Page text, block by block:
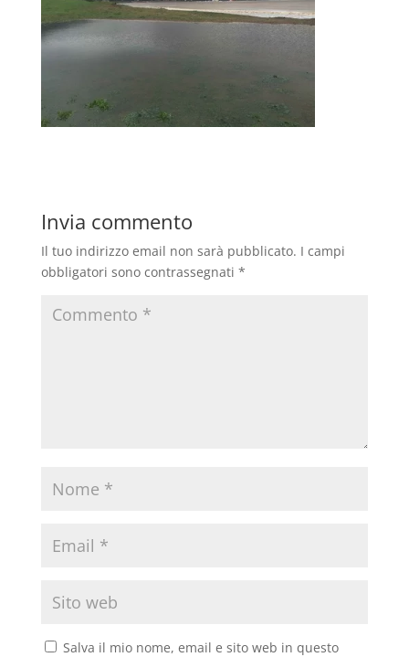
Invia commento
Il tuo indirizzo email non sarà pubblicato. I campi
obbligatori sono contrassegnati *
Salva il mio nome, email e sito web in questo